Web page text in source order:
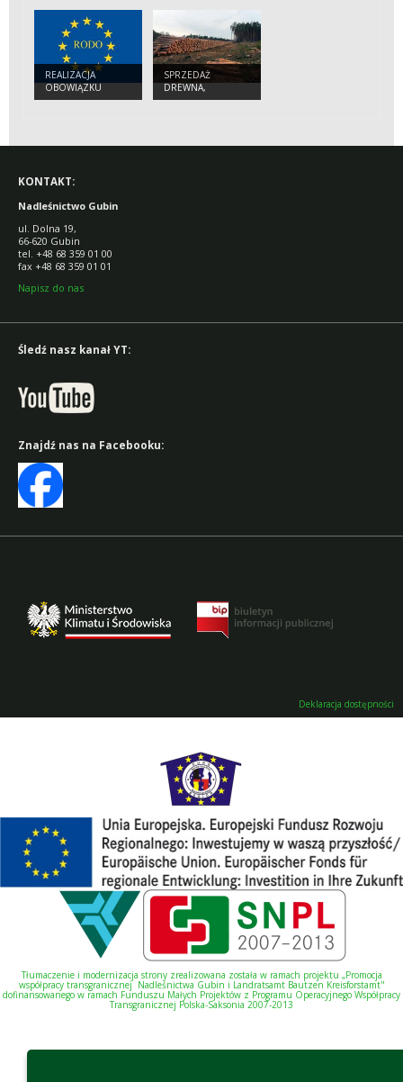
MIEJSC POSTOJU
POJAZDÓW
GUBIN
REALIZACJA
OBOWIĄZKU
INFORMACYJNEGO
SPRZEDAŻ
DREWNA,
CHOINEK I
KONTAKT:
Nadleśnictwo Gubin
ul. Dolna 19,
66-620 Gubin
tel. +48 68 359 01 00
fax +48 68 359 01 01
Napisz do nas
Śledź nasz kanał YT:
Znajdź nas na Facebooku:
Deklaracja dostępności
Tłumaczenie i modernizacja strony zrealizowana została w ramach projektu „Promocja
współpracy transgranicznej Nadleśnictwa Gubin i Landratsamt Bautzen Kreisforstamt"
dofinansowanego w ramach Funduszu Małych Projektów z Programu Operacyjnego Współpracy
Transgranicznej Polska-Saksonia 2007-2013